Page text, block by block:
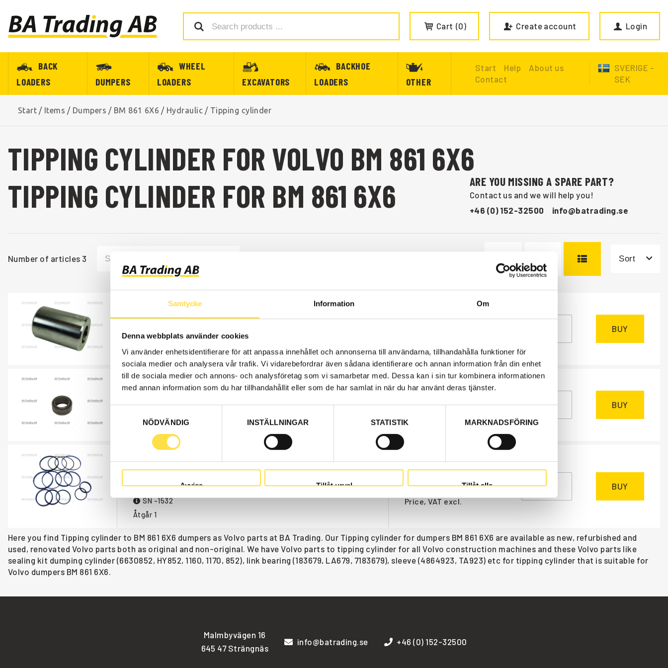
Samtycke Information Om
Denna webbplats använder cookies
Vi använder enhetsidentifierare för att anpassa innehållet och annonserna till användarna, tillhandahålla funktioner för
sociala medier och analysera vår trafik. Vi vidarebefordrar även sådana identifierare och annan information från din enhet
till de sociala medier och annons- och analysföretag som vi samarbetar med. Dessa kan i sin tur kombinera informationen
med annan information som du har tillhandahållit eller som de har samlat in när du har använt deras tjänster.
NÖDVÄNDIG
INSTÄLLNINGAR STATISTIK MARKNADSFÖRING
Avvisa Tillåt urval Tillåt alla
Cart 0 Create account Login
BACK
LOADERS
DUMPERS
WHEEL
LOADERS
EXCAVATORS
BACKHOE
LOADERS
OTHER
Start Help
About us
Contact
SVERIGE -
SEK
Start / Items / Dumpers / BM 861 6X6 / Hydraulic / Tipping cylinder
TIPPING CYLINDER FOR VOLVO BM 861 6X6
TIPPING CYLINDER FOR BM 861 6X6
ARE YOU MISSING A SPARE PART?
Contact us and we will help you!
+46 (0) 152-32500
info@batrading.se
Number of articles 3 Sort
SLEEVE
Item no.4864923
Åtgår2
BUY
LINK BEARING
LA679
Åtgår2
Price, VAT excl.
239.00
Web stock
BUY
SEALING KIT DUMPING CYLINDER
SN -1532
Åtgår 1
Price, VAT excl.
1 368.00
Web stock
BUY
Here you find Tipping cylinder to BM 861 6X6 dumpers as Volvo parts at BA Trading. Our Tipping cylinder for dumpers BM 861 6X6 are available as new, refurbished and
used, renovated Volvo parts both as original and non-original. We have Volvo parts to tipping cylinder for all Volvo construction machines and these Volvo parts like
sealing kit dumping cylinder (6630852, HY852, 1160, 1170, 852), link bearing (183679, LA679, 7183679), sleeve (4864923, TA923) etc for tipping cylinder that is suitable for
Volvo dumpers BM 861 6X6.
Malmbyvägen 16
645 47 Strängnäs
info@batrading.se +46 (0) 152-32500